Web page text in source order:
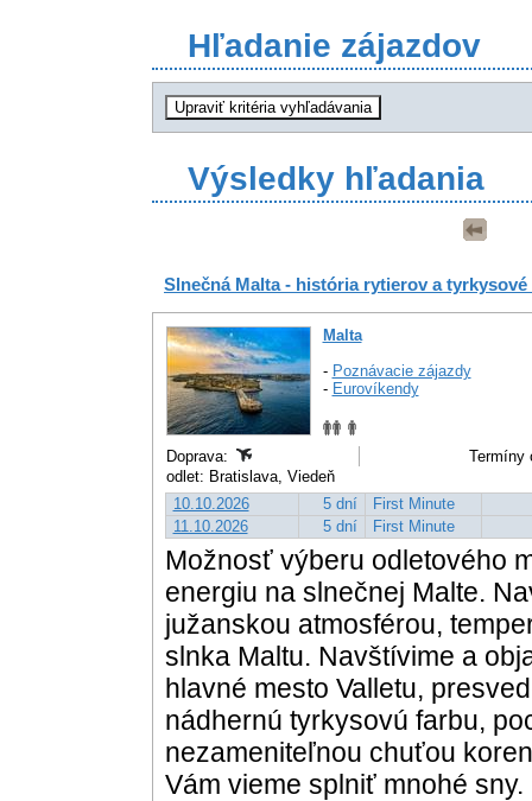
Hľadanie zájazdov
Výsledky hľadania
Slnečná Malta - história rytierov a tyrkysové
Malta
- Poznávacie zájazdy
- Eurovíkendy
Doprava:
Termíny
odlet: Bratislava, Viedeň
10.10.2026
5 dní
First Minute
11.10.2026
5 dní First Minute
Možnosť výberu odletového
energiu na slnečnej Malte.
južanskou atmosférou,
slnka Maltu. Navštívime a
hlavné mesto Valletu,
nádhernú tyrkysovú farbu,
nezameniteľnou chuťou
Vám vieme splniť mnohé sny.